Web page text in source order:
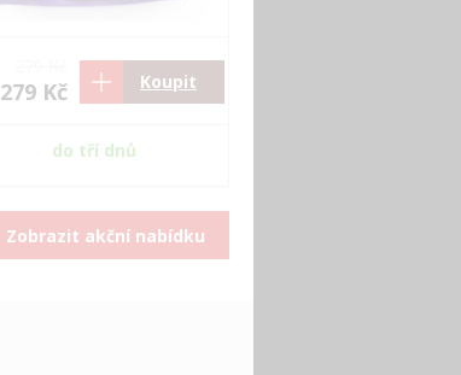
279 Kč Koupit
do tří dnů
Zobrazit akční nabídku